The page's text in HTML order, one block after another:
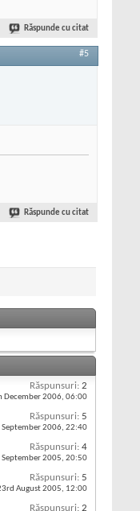
Răspunde cu citat
#5
Răspunde cu citat
Răspunsuri: 2
December 2006, 06:00
Răspunsuri: 5
2006, 22:40
Răspunsuri: 4
2005, 20:50
Răspunsuri: 5
August 2005, 12:00
Răspunsuri: 2